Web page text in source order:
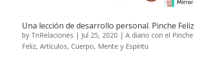
Una lección de desarrollo personal. Pinche Feliz
by TnRelaciones | Jul 25, 2020 | A diario con el Pinche
Feliz, Artículos, Cuerpo, Mente y Espíritu